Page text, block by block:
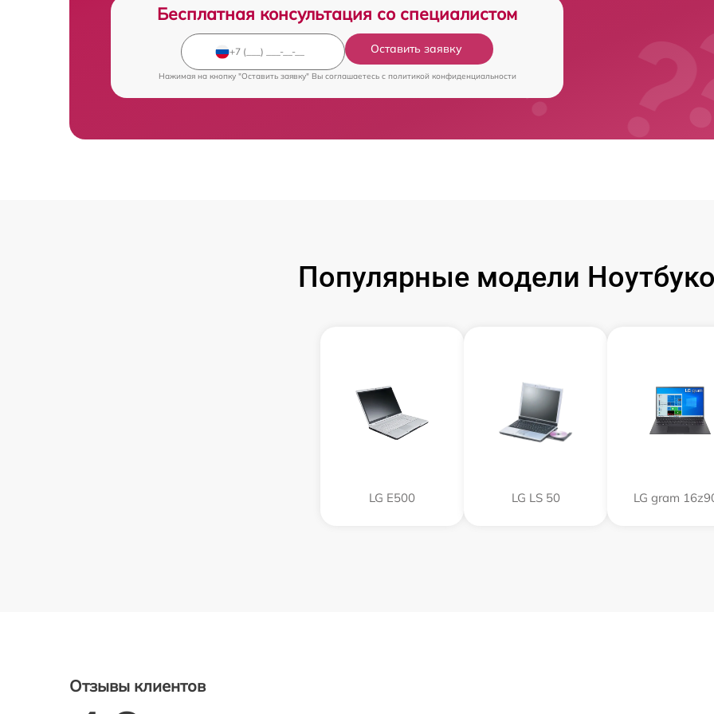
Бесплатная консультация со специалистом
Оставить заявку
Нажимая на кнопку "Оставить заявку" Вы соглашаетесь c политикой конфиденциальности
Популярные модели
LG E500 LG LS 50 LG gram
Отзывы клиентов